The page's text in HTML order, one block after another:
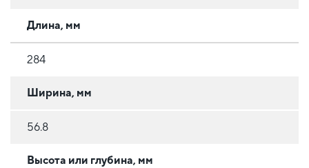
Длина, мм
284
Ширина, мм
56.8
Высота или глубина, мм